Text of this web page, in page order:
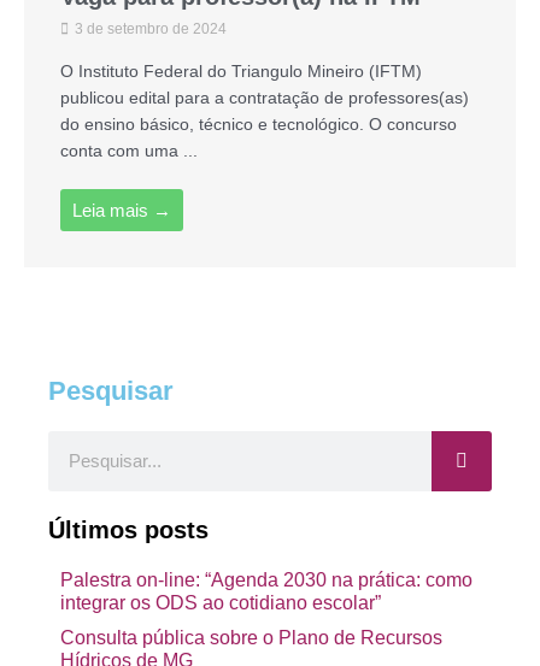
3 de setembro de 2024
O Instituto Federal do Triangulo Mineiro (IFTM)
publicou edital para a contratação de professores(as)
do ensino básico, técnico e tecnológico. O concurso
conta com uma ...
Leia mais →
Pesquisar
Últimos posts
Palestra on-line: “Agenda 2030 na prática: como
integrar os ODS ao cotidiano escolar”
Consulta pública sobre o Plano de Recursos
Hídricos de MG